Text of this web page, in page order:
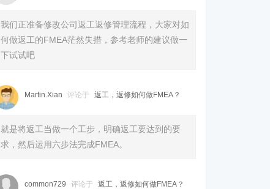
我们正准备修改公司返工返修管理流程，大家对如
何做返工的FMEA茫然失措，参考老师的建议做一
下试试吧
Martin.Xian 评论于 返工，返修如何做FMEA？
就是将返工当做一个工步，明确返工要达到的要
求，然后运用六步法完成FMEA。
common729 评论于 返工，返修如何做FMEA？